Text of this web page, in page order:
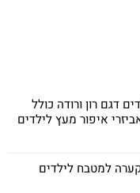
דגם רון ורודה כולל
איפור מעץ לילדים
למטבח לילדים